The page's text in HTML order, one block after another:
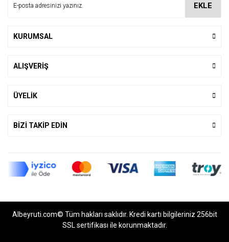
EKLE
KURUMSAL
ALIŞVERİŞ
ÜYELİK
BİZİ TAKİP EDİN
Albeyruti.com© Tüm hakları saklıdır. Kredi kartı bilgileriniz 256bit
SSL sertifikası ile korunmaktadır.